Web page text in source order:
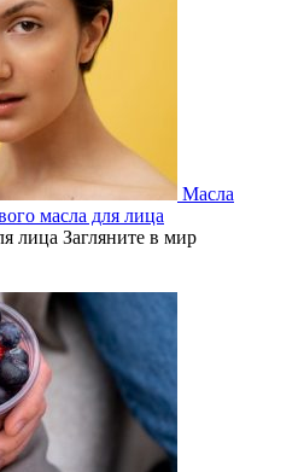
Масла
масла для лица
лица Загляните в мир